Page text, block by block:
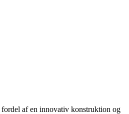
af en innovativ konstruktion og